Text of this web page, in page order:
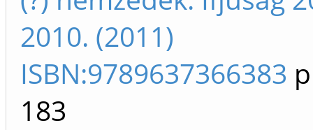
2010. (2011)
ISBN:9789637366383
183